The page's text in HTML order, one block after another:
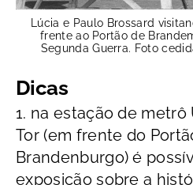
Lúcia e Paulo Brossard
frente ao Portão de
Segunda Guerra. Foto
Dicas
1. na estação de
Tor (em frente do
Brandenburgo) é
exposição sobre a